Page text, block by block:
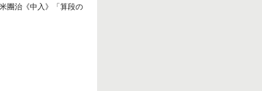
團治《中入》「算段の